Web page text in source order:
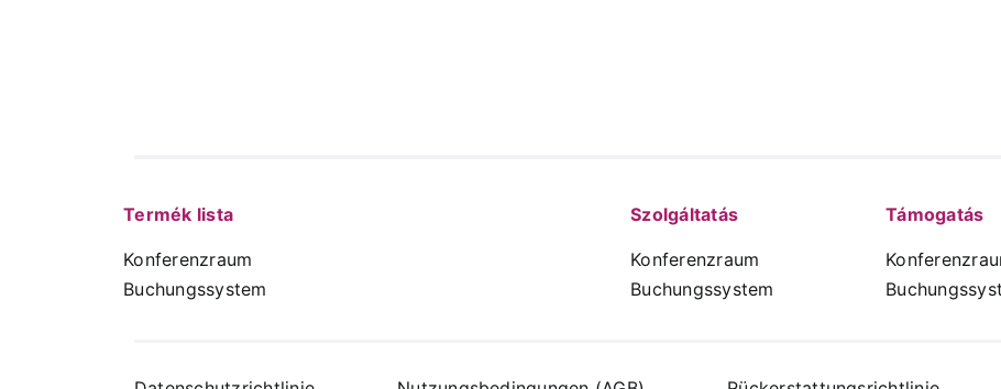
Termék lista
Konferenzraum
Buchungssystem
Szolgáltatás
Konferenzraum
Buchungssystem
Támogatás